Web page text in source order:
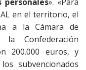
en el territorio, el
a la Cámara de
Confederación
200.000 euros, y
subvencionados